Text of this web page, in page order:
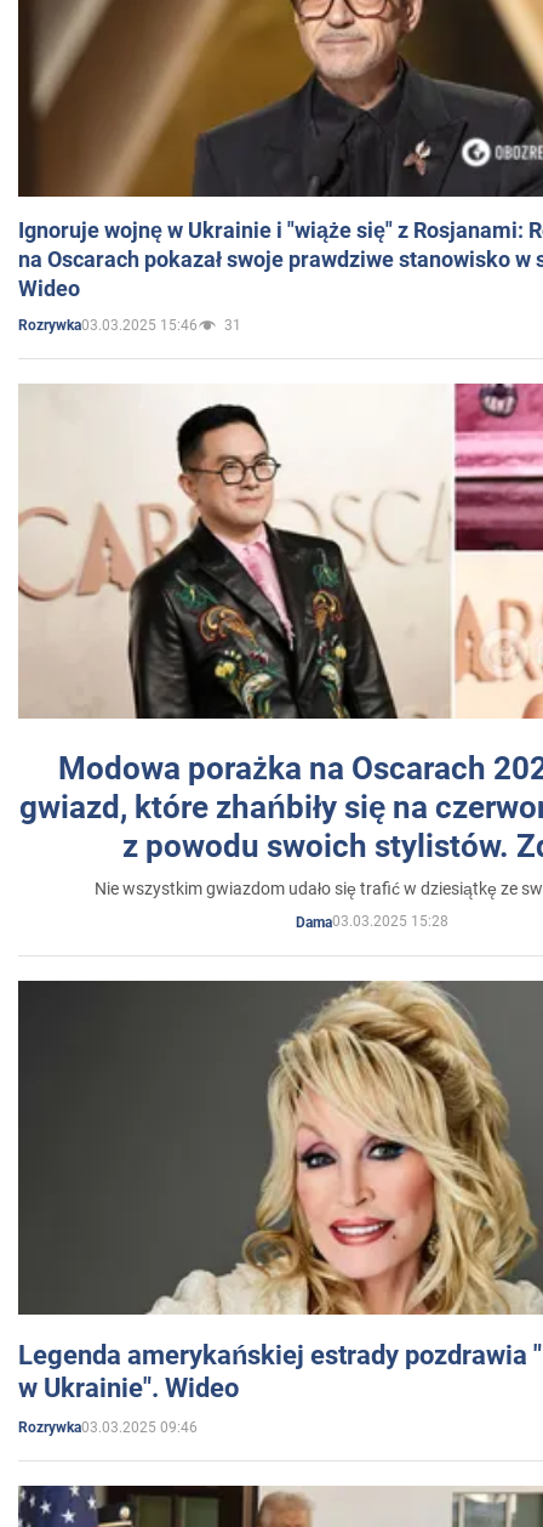
Ignoruje wojnę w Ukrainie i "wiąże się" z Rosjanami:
na Oscarach pokazał swoje prawdziwe stanowisko w
Wideo
Rozrywka03.03.2025 15:46 31
Modowa porażka na Oscarach
gwiazd, które zhańbiły się na
z powodu swoich stylistów.
Nie wszystkim gwiazdom udało się trafić w dziesiątkę ze
Dama03.03.2025 15:28
Legenda amerykańskiej estrady pozdrawia
w Ukrainie". Wideo
Rozrywka03.03.2025 09:46